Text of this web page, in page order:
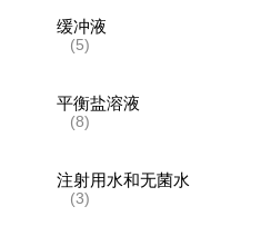
缓冲液
(5)
平衡盐溶液
(8)
注射用水和无菌水
(3)